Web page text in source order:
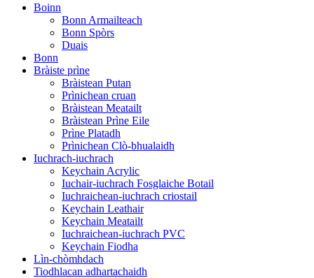
Boinn
Bonn Armailteach
Bonn Spòrs
Duais
Bonn
Bràiste prìne
Bràistean Putan
Prìnichean cruan
Bràistean Meatailt
Bràistean Prìne Eile
Prìne Platadh
Prìnichean Clò-bhualaidh
Iuchrach-iuchrach
Keychain Acrylic
Iuchair-iuchrach Fosglaiche Botail
Iuchraichean-iuchrach criostail
Keychain Leathair
Keychain Meatailt
Iuchraichean-iuchrach PVC
Keychain Fiodha
Lìn-chòmhdach
Tiodhlacan adhartachaidh